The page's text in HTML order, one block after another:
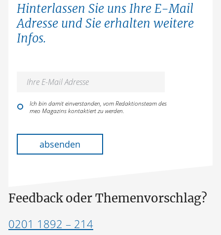
Hinterlassen Sie uns Ihre E-Mail
Adresse und Sie erhalten weitere
Infos.
Ich bin damit einverstanden, vom Redaktionsteam des
meo Magazins kontaktiert zu werden.
absenden
Feedback oder Themenvorschlag?
0201 1892 – 214